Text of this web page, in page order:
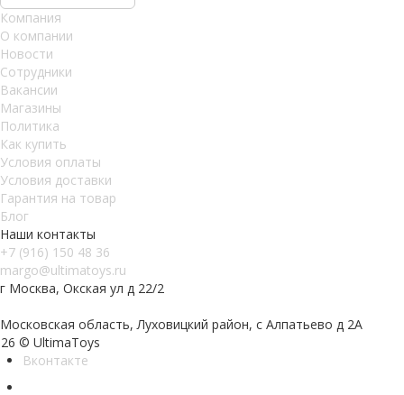
Компания
О компании
Новости
Сотрудники
Вакансии
Магазины
Политика
Как купить
Условия оплаты
Условия доставки
Гарантия на товар
Блог
Наши контакты
+7 (916) 150 48 36
margo@ultimatoys.ru
г Москва, Окская ул д 22/2
Московская область, Луховицкий район, с Алпатьево д 2А
© UltimaToys
Вконтакте